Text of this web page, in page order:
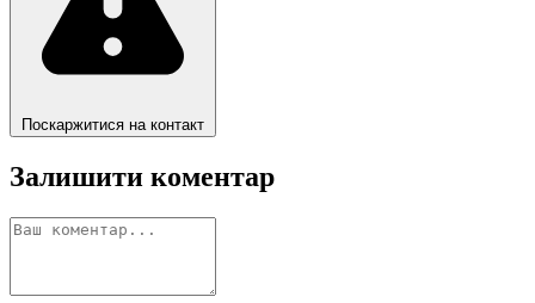
Поскаржитися на контакт
Залишити коментар